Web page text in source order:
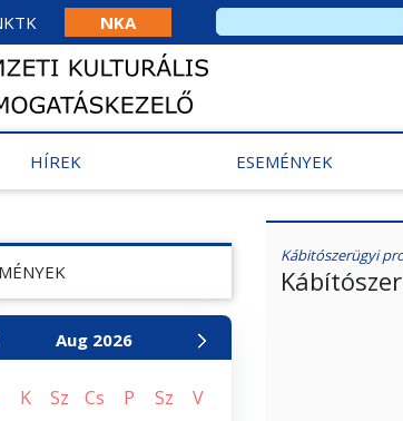
NKA
HÍREK ESEMÉNYEK
Aug 2026
K Sz Cs P Sz
V
Kábitószerügyi